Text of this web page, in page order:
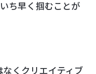
ち早く掴むことが
くクリエイティブ